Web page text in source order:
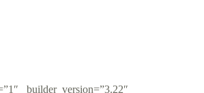
_builder_version=”3.22″